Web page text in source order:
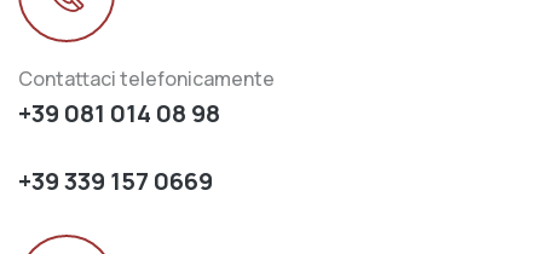
Contattaci telefonicamente
+39 081 014 08 98
+39 339 157 0669